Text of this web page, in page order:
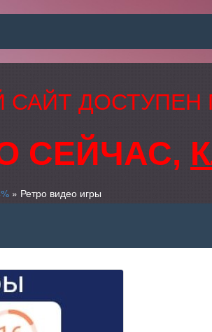
ДОСТУПЕН
СЕЙЧАС,
» Ретро видео игры